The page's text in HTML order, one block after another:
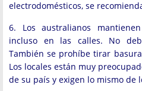
electrodomésticos, se
6. Los australianos
incluso en las calles. No
También se prohíbe tirar
Los locales están muy
de su país y exigen lo mismo de